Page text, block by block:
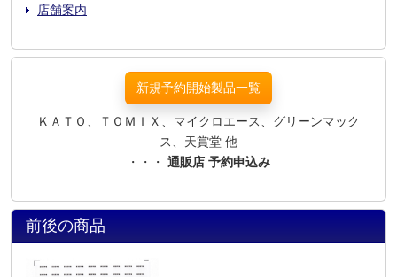
店舗案内
新規予約開始製品一覧
ＫＡＴＯ、ＴＯＭＩＸ、マイクロエース、グリーンマック
ス、天賞堂 他
・・・ 通販店 予約申込み
前後の商品